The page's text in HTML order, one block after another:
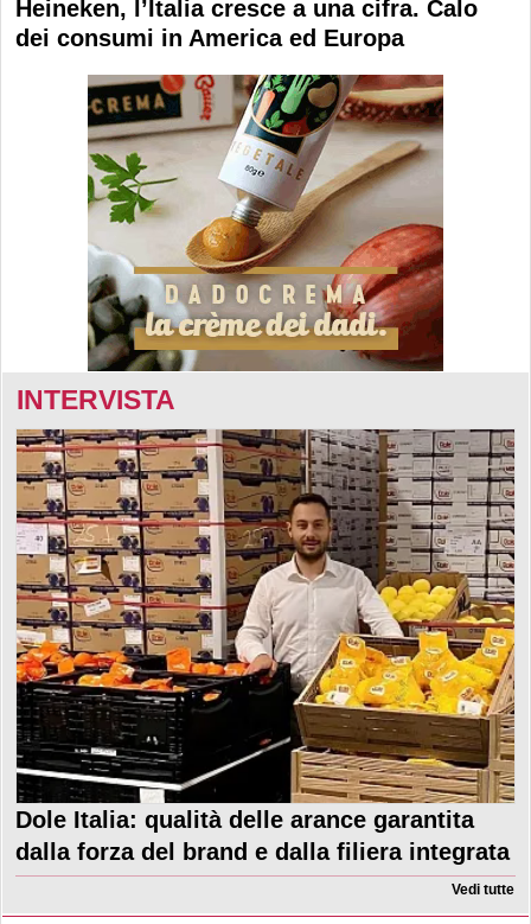
Heineken, l’Italia cresce a una cifra. Calo
dei consumi in America ed Europa
INTERVISTA
Dole Italia: qualità delle arance garantita
dalla forza del brand e dalla filiera integrata
Vedi tutte